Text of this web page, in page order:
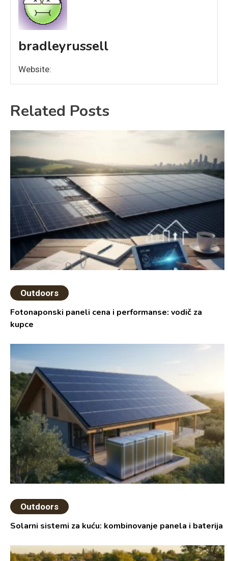
bradleyrussell
Website:
Related Posts
Outdoors
Fotonaponski paneli cena i performanse: vodič za
kupce
Outdoors
Solarni sistemi za kuću: kombinovanje panela i baterija